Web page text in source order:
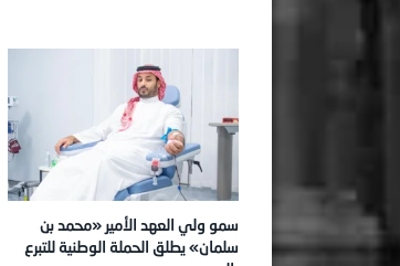
سمو ولي العهد الأمير «محمد بن
سلمان» يطلق الحملة الوطنية للتبرع